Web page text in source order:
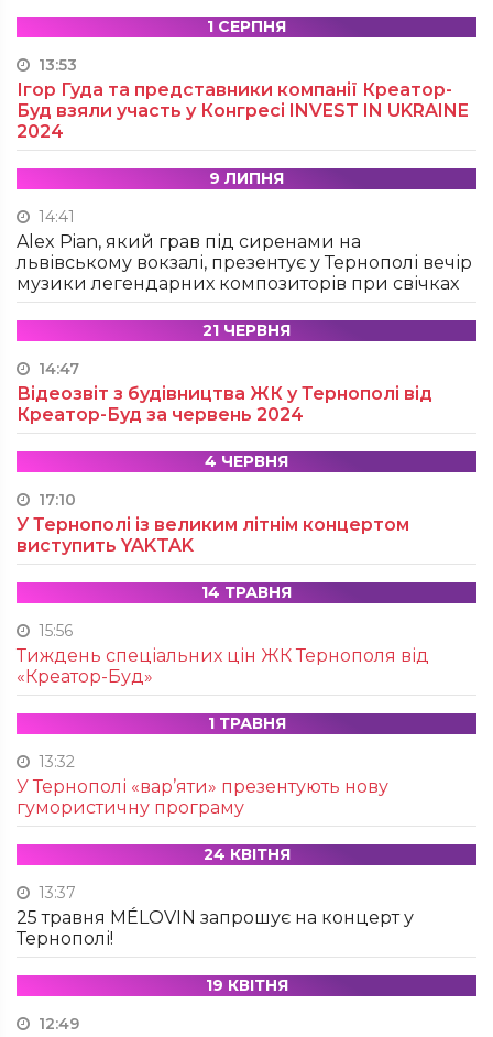
1 СЕРПНЯ
13:53
Ігор Гуда та представники компанії Креатор-
Буд взяли участь у Конгресі INVEST IN UKRAINE
2024
9 ЛИПНЯ
14:41
Alex Pian, який грав під сиренами на
львівському вокзалі, презентує у Тернополі вечір
музики легендарних композиторів при свічках
21 ЧЕРВНЯ
14:47
Відеозвіт з будівництва ЖК у Тернополі від
Креатор-Буд за червень 2024
4 ЧЕРВНЯ
17:10
У Тернополі із великим літнім концертом
виступить YAKTAK
14 ТРАВНЯ
15:56
Тиждень спеціальних цін ЖК Тернополя від
«Креатор-Буд»
1 ТРАВНЯ
13:32
У Тернополі «вар’яти» презентують нову
гумористичну програму
24 КВІТНЯ
13:37
25 травня MÉLOVIN запрошує на концерт у
Тернополі!
19 КВІТНЯ
12:49